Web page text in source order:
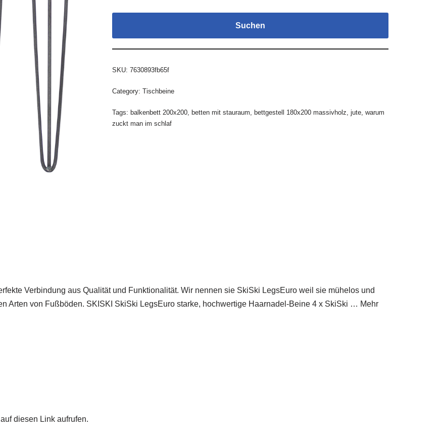
Suchen
SKU: 7630893fb65f
Category: Tischbeine
Tags: balkenbett 200x200, betten mit stauraum, bettgestell 180x200 massivholz, jute, warum
zuckt man im schlaf
Verbindung aus Qualität und Funktionalität. Wir nennen sie SkiSki LegsEuro weil sie mühelos und
Arten von Fußböden. SKISKI SkiSki LegsEuro starke, hochwertige Haarnadel-Beine 4 x SkiSki … Mehr
diesen Link aufrufen.